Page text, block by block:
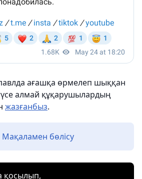
ағашқа өрмелеп шыққан
алмай құқарушылардың
жазғанбыз.
Мақаламен бөлісу
қосылып,